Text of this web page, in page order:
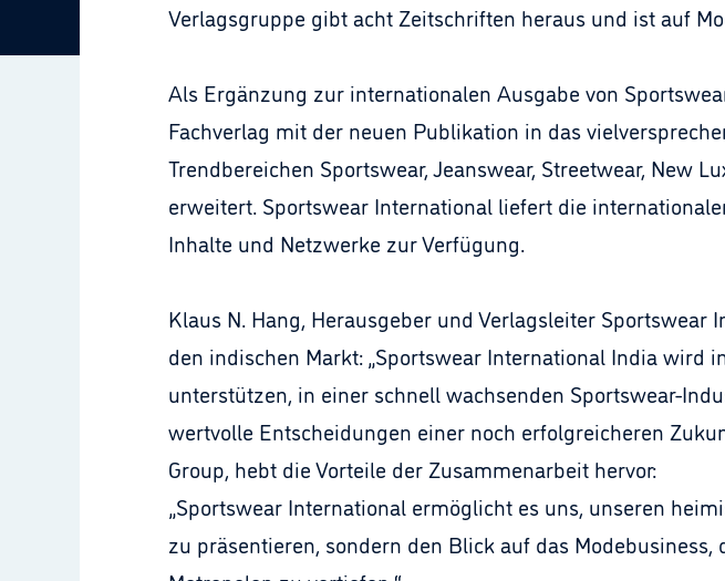
Verlagsgruppe gibt acht Zeitschriften heraus und ist auf
Als Ergänzung zur internationalen Ausgabe von
Fachverlag mit der neuen Publikation in das
Trendbereichen Sportswear, Jeanswear, Streetwear, New
erweitert. Sportswear International liefert die
Inhalte und Netzwerke zur Verfügung.
Klaus N. Hang, Herausgeber und Verlagsleiter
den indischen Markt: „Sportswear International India wird
unterstützen, in einer schnell wachsenden Sportswear-
wertvolle Entscheidungen einer noch erfolgreicheren
Group, hebt die Vorteile der Zusammenarbeit hervor:
„Sportswear International ermöglicht es uns, unseren
zu präsentieren, sondern den Blick auf das